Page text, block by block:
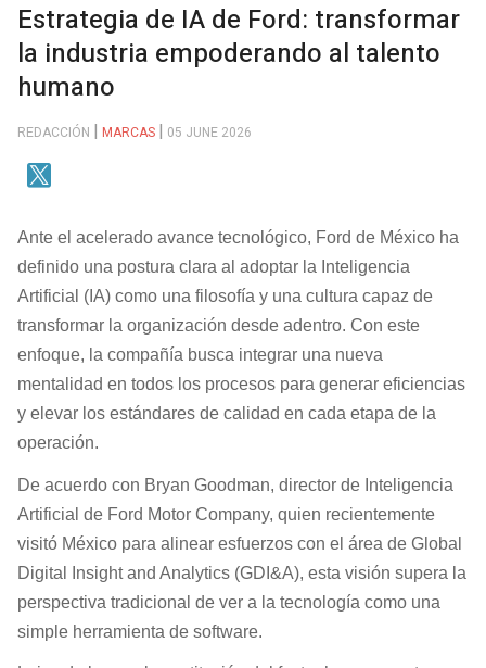
Estrategia de IA de Ford: transformar
la industria empoderando al talento
humano
REDACCIÓN MARCAS 05 JUNE 2026
Ante el acelerado avance tecnológico, Ford de México ha
definido una postura clara al adoptar la Inteligencia
Artificial (IA) como una filosofía y una cultura capaz de
transformar la organización desde adentro. Con este
enfoque, la compañía busca integrar una nueva
mentalidad en todos los procesos para generar eficiencias
y elevar los estándares de calidad en cada etapa de la
operación.
De acuerdo con Bryan Goodman, director de Inteligencia
Artificial de Ford Motor Company, quien recientemente
visitó México para alinear esfuerzos con el área de Global
Digital Insight and Analytics (GDI&A), esta visión supera la
perspectiva tradicional de ver a la tecnología como una
simple herramienta de software.